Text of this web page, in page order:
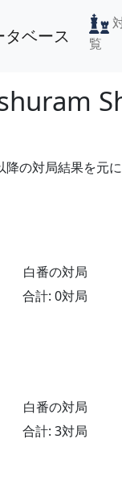
ベース
覧
の対局結果を元
白番の対局
合計: 0対局
白番の対局
合計: 3対局